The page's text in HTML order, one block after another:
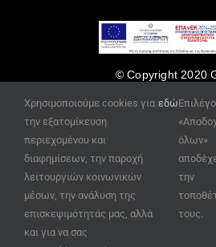
© Copyright 2020
www.site-
Χρησιμοποιούμε cookies για
την εξατομίκευση
περιεχομένου και
διαφημίσεων, την παροχή
λειτουργιών κοινωνικών
μέσων, την ανάλυση της
επισκεψιμότητάς μας, αλλά
και για να σας
εδώ
όλων»
την
τους.